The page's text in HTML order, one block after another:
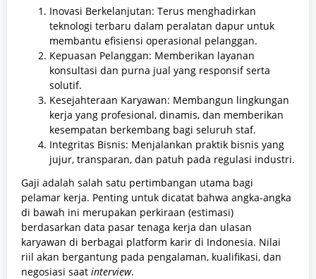
Inovasi Berkelanjutan: Terus menghadirkan
teknologi terbaru dalam peralatan dapur untuk
membantu efisiensi operasional pelanggan.
Kepuasan Pelanggan: Memberikan layanan
konsultasi dan purna jual yang responsif serta
solutif.
Kesejahteraan Karyawan: Membangun lingkungan
kerja yang profesional, dinamis, dan memberikan
kesempatan berkembang bagi seluruh staf.
Integritas Bisnis: Menjalankan praktik bisnis yang
jujur, transparan, dan patuh pada regulasi industri.
Gaji adalah salah satu pertimbangan utama bagi
pelamar kerja. Penting untuk dicatat bahwa angka-angka
di bawah ini merupakan perkiraan (estimasi)
berdasarkan data pasar tenaga kerja dan ulasan
karyawan di berbagai platform karir di Indonesia. Nilai
riil akan bergantung pada pengalaman, kualifikasi, dan
negosiasi saat interview.